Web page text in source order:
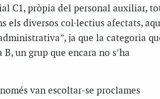
C1, pròpia del personal auxiliar,
els diversos col·lectius afectats,
ja que la categoria
un grup que encara no s’ha
van escoltar-se proclames